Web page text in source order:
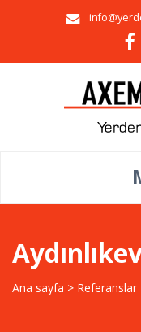
Ana sayfa > Referanslar